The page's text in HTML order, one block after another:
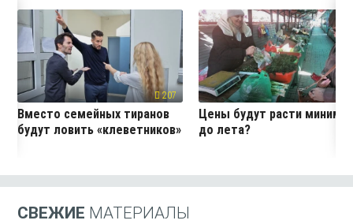
207
Вместо семейных тиранов
будут ловить «клеветников»
Цены будут расти
до лета?
СВЕЖИЕ МАТЕРИАЛЫ